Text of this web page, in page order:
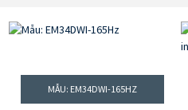
MẪU: EM34DWI-165HZ